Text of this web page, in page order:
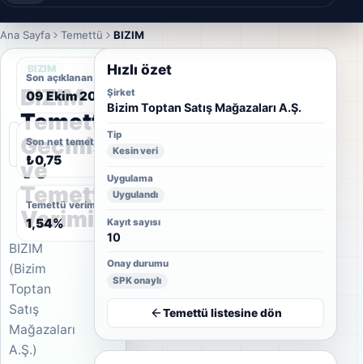
Ana Sayfa Temettü BIZIM
BIZIM
BIZIM
Temettü
Geçmişi
ve
Temettü
Verimi
BIZIM
(Bizim
Toptan
Satış
Mağazaları
A.Ş.)
Son açıklanan temettü tarihi
09 Ekim 2023
Son net temettü
₺0,75
Temettü verimi
1,54%
Hızlı özet
Şirket
Bizim Toptan Satış Mağazaları A.Ş.
Tip
Kesin veri
Uygulama
Uygulandı
Kayıt sayısı
10
Onay durumu
SPK onaylı
Temettü listesine dön